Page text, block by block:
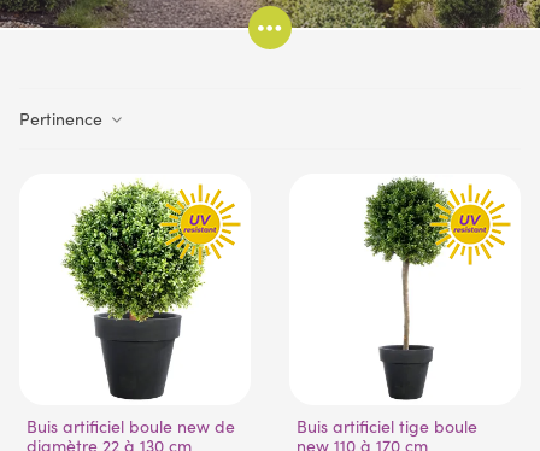
Pertinence
Buis artificiel boule new de
diamètre 22 à 130 cm
Buis artificiel tige boule
new 110 à 170 cm